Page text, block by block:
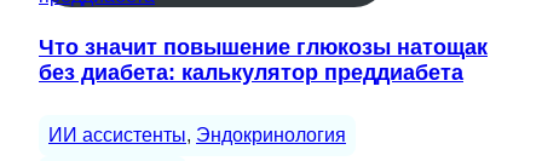
Что значит повышение глюкозы натощак
без диабета: калькулятор преддиабета
ИИ ассистенты, Эндокринология